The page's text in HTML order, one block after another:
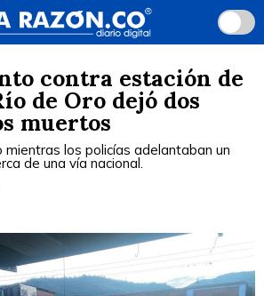
contra estación de
de Oro dejó dos
muertos
mientras los policías adelantaban un
de una vía nacional.